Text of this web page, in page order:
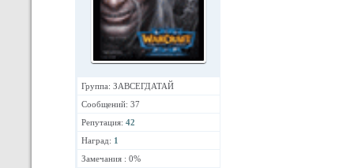
Группа: ЗАВСЕГДАТАЙ
Сообщений: 37
Репутация: 42
Наград: 1
Замечания : 0%